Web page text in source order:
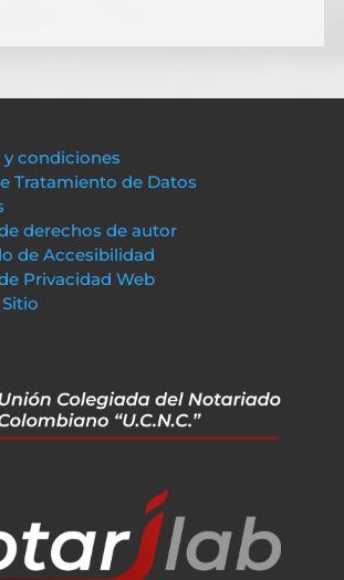
y condiciones
Tratamiento de Datos
derechos de autor
de Accesibilidad
Privacidad Web